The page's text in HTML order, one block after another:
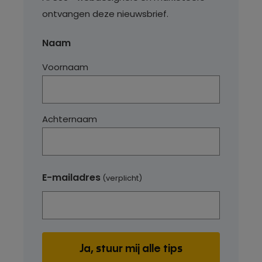
ontvangen deze nieuwsbrief.
Naam
Voornaam
Achternaam
E-mailadres (verplicht)